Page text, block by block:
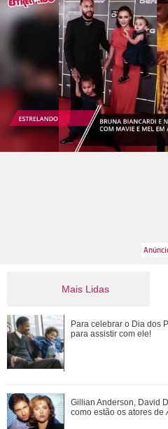
Mais Lidas
Bruna Marquezine,
Relembre os amores - e
Além de Ariana Grande,
criticadas pelos corpos
Para celebrar o Dia dos
para assistir com ele!
Gillian Anderson, David
como estão os atores de